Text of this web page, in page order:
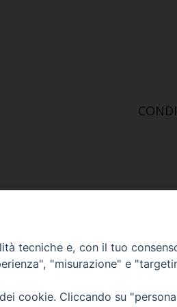
Ufficio Comunicazioni sociali
tecniche e, con il tuo
"misurazione" e
cookie. Cliccando su